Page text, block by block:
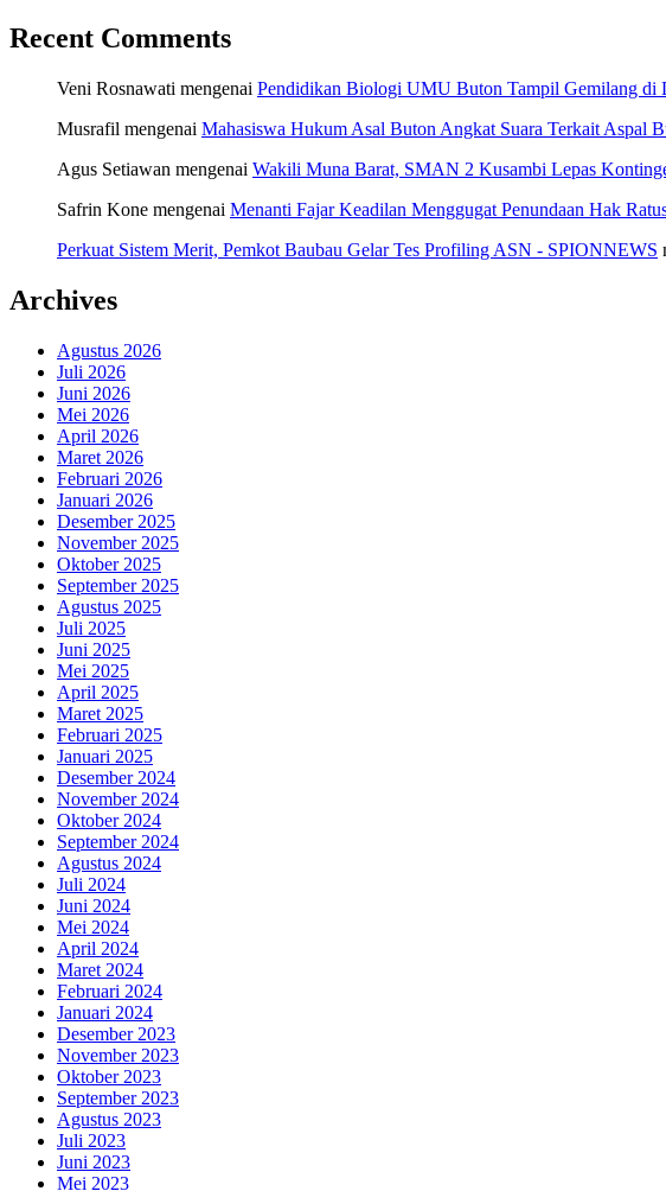
Recent Comments
Veni Rosnawati mengenai Pendidikan Biologi UMU Buton Tampil Gemilang di
Musrafil mengenai Mahasiswa Hukum Asal Buton Angkat Suara Terkait Aspal
Agus Setiawan mengenai Wakili Muna Barat, SMAN 2 Kusambi Lepas
Safrin Kone mengenai Menanti Fajar Keadilan Menggugat Penundaan Hak
Perkuat Sistem Merit, Pemkot Baubau Gelar Tes Profiling ASN - SPIONNEWS
Archives
Agustus 2026
Juli 2026
Juni 2026
Mei 2026
April 2026
Maret 2026
Februari 2026
Januari 2026
Desember 2025
November 2025
Oktober 2025
September 2025
Agustus 2025
Juli 2025
Juni 2025
Mei 2025
April 2025
Maret 2025
Februari 2025
Januari 2025
Desember 2024
November 2024
Oktober 2024
September 2024
Agustus 2024
Juli 2024
Juni 2024
Mei 2024
April 2024
Maret 2024
Februari 2024
Januari 2024
Desember 2023
November 2023
Oktober 2023
September 2023
Agustus 2023
Juli 2023
Juni 2023
Mei 2023